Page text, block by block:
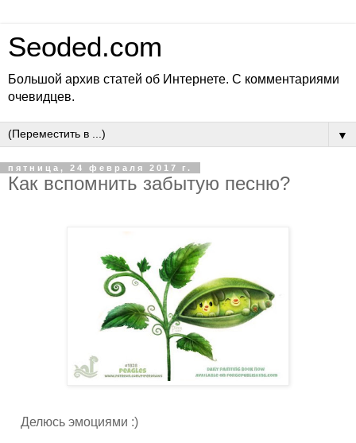
Seoded.com
Большой архив статей об Интернете. С комментариями
очевидцев.
▼
пятница, 24 февраля 2017 г.
Как вспомнить забытую песню?
Делюсь эмоциями :)